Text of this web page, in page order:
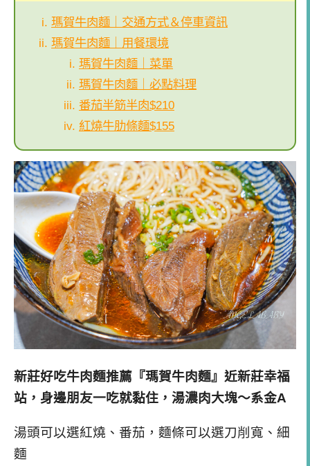
瑪賀牛肉麵｜交通方式＆停車資訊
瑪賀牛肉麵｜用餐環境
瑪賀牛肉麵｜菜單
瑪賀牛肉麵｜必點料理
番茄半筋半肉$210
紅燒牛肋條麵$155
新莊好吃牛肉麵推薦『瑪賀牛肉麵』近新莊幸福
站，身邊朋友一吃就黏住，湯濃肉大塊～系金A
湯頭可以選紅燒、番茄，麵條可以選刀削寬、細
麵